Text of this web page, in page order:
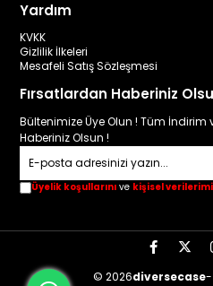
Yardım
KVKK
Gizlilik İlkeleri
Mesafeli Satış Sözleşmesi
Fırsatlardan Haberiniz
Bültenimize Üye Olun ! Tüm İndirim
Haberiniz Olsun !
Üyelik koşullarını ve kişisel
© 2026diversecase-